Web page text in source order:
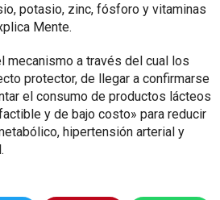
potasio, zinc, fósforo y vitaminas
Mente.
mecanismo a través del cual los
protector, de llegar a confirmarse
el consumo de productos lácteos
y de bajo costo» para reducir
hipertensión arterial y